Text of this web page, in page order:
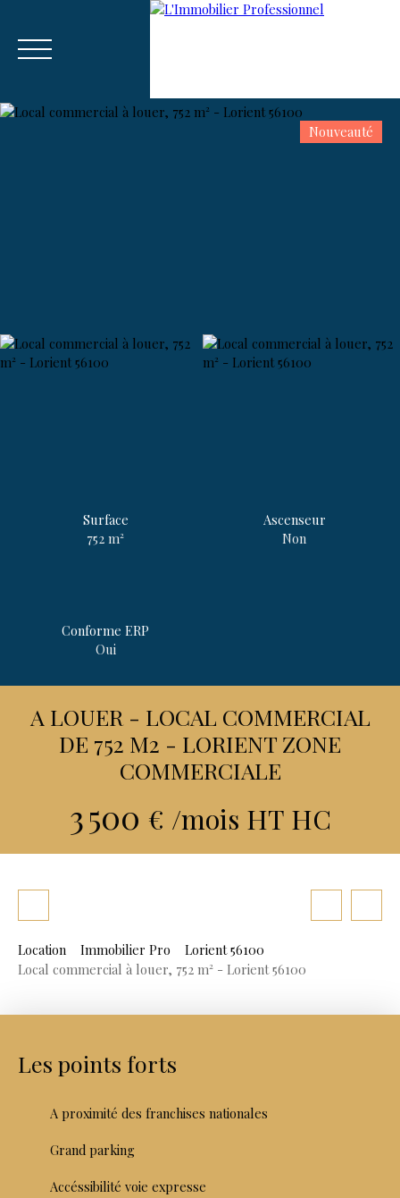
Nouveauté
Surface
752m²
Ascenseur
Non
Conforme ERP
Oui
A LOUER - LOCAL COMMERCIAL
DE 752 M2 - LORIENT ZONE
COMMERCIALE
3 500 € /mois HT HC
Location Immobilier Pro
Lorient 56100
Local commercial à louer, 752 m² - Lorient 56100
Les points forts
A proximité des franchises nationales
Grand parking
Accéssibilité voie expresse